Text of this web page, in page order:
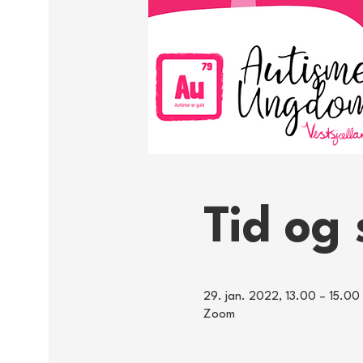
Tid og
29. jan. 2022, 13.00 – 15.00
Zoom